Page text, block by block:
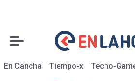
En Cancha Tiempo-x Tecno-